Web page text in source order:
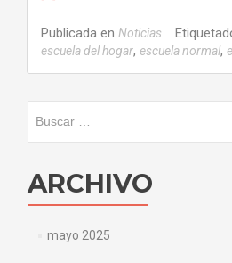
Publicada en Noticias
escuela del hogar, escuela normal,
ARCHIVO
mayo 2025